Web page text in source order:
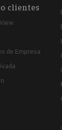
clientes
de Empresa